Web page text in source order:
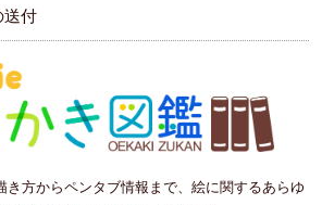
送付
き方からペンタブ情報まで、絵に関するあらゆ